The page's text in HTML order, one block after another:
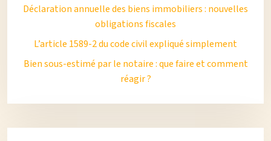
Déclaration annuelle des biens immobiliers : nouvelles
obligations fiscales
L’article 1589-2 du code civil expliqué simplement
Bien sous-estimé par le notaire : que faire et comment
réagir ?